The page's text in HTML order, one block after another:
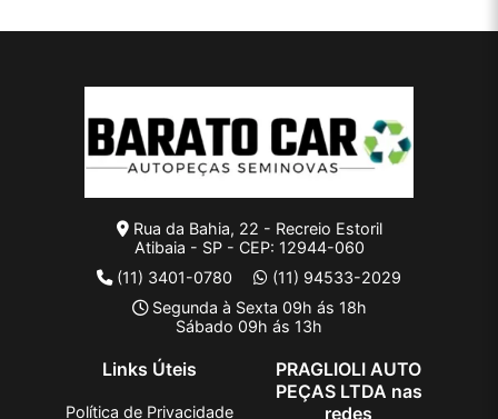
Rua da Bahia, 22 - Recreio Estoril
Atibaia - SP - CEP: 12944-060
(11) 3401-0780
(11) 94533-2029
Segunda à Sexta 09h ás 18h
Sábado 09h ás 13h
Links Úteis
Política de Privacidade
PRAGLIOLI AUTO
PEÇAS LTDA nas
redes